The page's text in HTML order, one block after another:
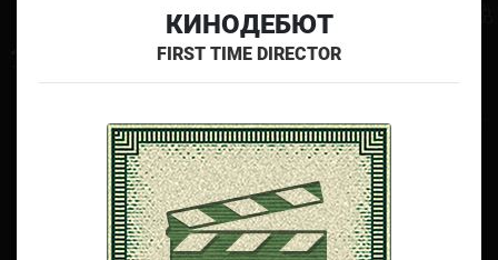
КИНОДЕБЮТ
FIRST TIME DIRECTOR